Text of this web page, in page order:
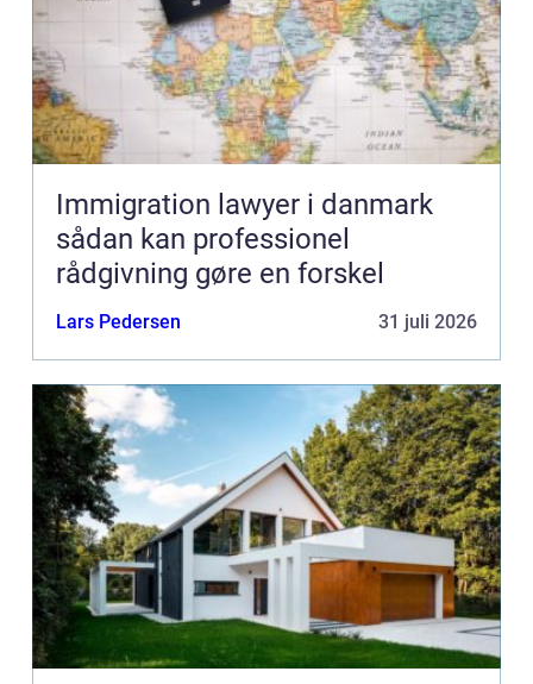
Immigration lawyer i danmark
sådan kan professionel
rådgivning gøre en forskel
Lars Pedersen 31 juli 2026